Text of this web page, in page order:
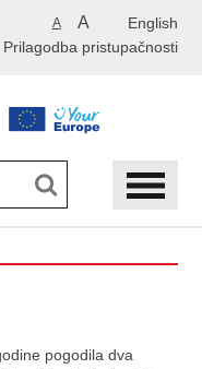
English
A A
Prilagodba pristupačnosti
pogodila dva